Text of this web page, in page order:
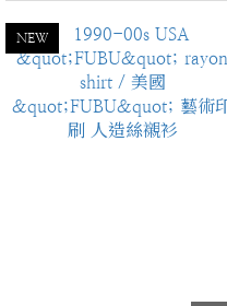
NEW